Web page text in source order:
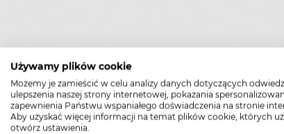
Używamy plików cookie
Możemy je zamieścić w celu analizy danych dotyczących
ulepszenia naszej strony internetowej, pokazania
zapewnienia Państwu wspaniałego doświadczenia na stronie
Aby uzyskać więcej informacji na temat plików cookie, których
otwórz ustawienia.